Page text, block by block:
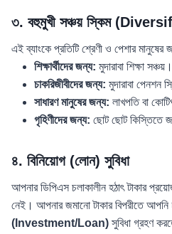
৩. বহুমুখী সঞ্চয় স্কিম
এই ব্যাংকে প্রতিটি শ্রেণী ও পেশার
শিক্ষার্থীদের জন্য: মুদারাবা শিক্ষা সঞ্চয়।
চাকরিজীবীদের জন্য: মুদারাবা পেনশন
সাধারণ মানুষের জন্য: লাখপতি বা
গৃহিণীদের জন্য: ছোট ছোট কিস্তিতে
৪. বিনিয়োগ (লোন) সুবিধা
আপনার ডিপিএস চলাকালীন হঠাৎ টাকার
নেই। আপনার জমানো টাকার বিপরীতে আপনি
(Investment/Loan) সুবিধা গ্রহণ